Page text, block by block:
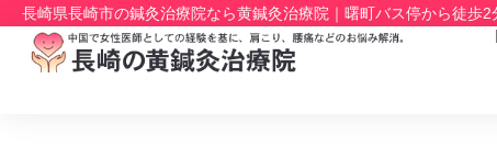
長崎県長崎市の鍼灸治療院なら黄鍼灸治療院｜曙町バス停から徒歩2